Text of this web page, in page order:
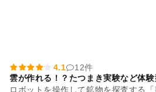
4.1
12件
雲が作れる！？たつまき実験など体験
ロボットを操作して鉱物を探査する「